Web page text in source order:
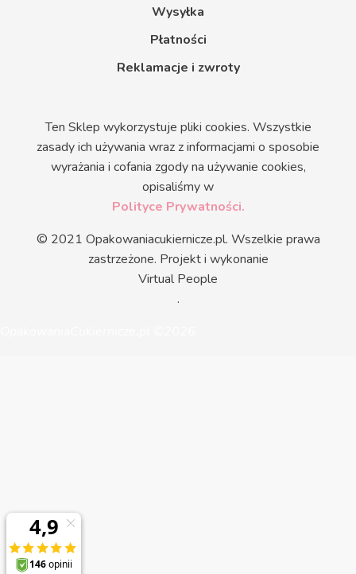
Wysyłka
Płatności
Reklamacje i zwroty
Ten Sklep wykorzystuje pliki cookies. Wszystkie
zasady ich używania wraz z informacjami o sposobie
wyrażania i cofania zgody na używanie cookies,
opisaliśmy w
Polityce Prywatności.
© 2021 Opakowaniacukiernicze.pl. Wszelkie prawa
zastrzeżone. Projekt i wykonanie
Virtual People
.